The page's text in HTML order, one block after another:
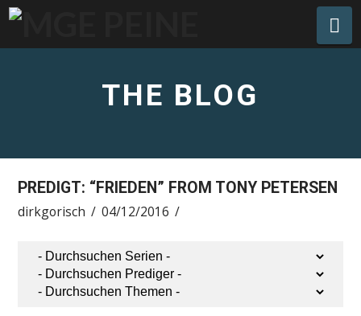
THE BLOG
PREDIGT: “FRIEDEN” FROM TONY PETERSEN
dirkgorisch 04/12/2016